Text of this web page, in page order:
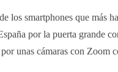
los smartphones que más
por la puerta grande
unas cámaras con Zoom